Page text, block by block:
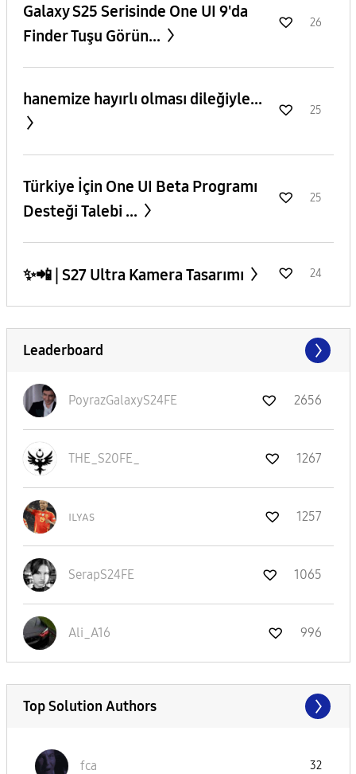
Galaxy S25 Serisinde One UI 9'da
Finder Tuşu Görün...
26
hanemize hayırlı olması dileğiyle...
25
​Türkiye İçin One UI Beta Programı
Desteği Talebi ...
25
✨️📲 | S27 Ultra Kamera Tasarımı 24
Leaderboard
PoyrazGalaxyS24FE 2656
THE_S20FE_ 1267
ɪʟʏᴀs 1257
SerapS24FE 1065
Ali_A16 996
Top Solution Authors
fca 32